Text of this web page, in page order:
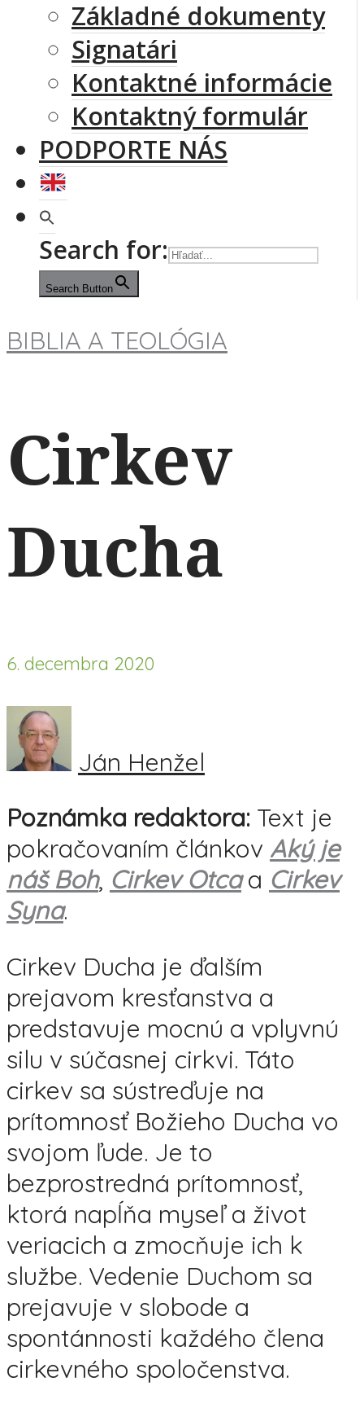
Základné dokumenty
Signatári
Kontaktné informácie
Kontaktný formulár
PODPORTE NÁS
Search for:
Search Button
BIBLIA A TEOLÓGIA
Cirkev
Ducha
6. decembra 2020
Ján Henžel
Poznámka redaktora: Text je
pokračovaním článkov Aký je
náš Boh, Cirkev Otcaa Cirkev
Syna.
Cirkev Ducha je ďalším
prejavom kresťanstva a
predstavuje mocnú a vplyvnú
silu v súčasnej cirkvi. Táto
cirkev sa sústreďuje na
prítomnosť Božieho Ducha vo
svojom ľude. Je to
bezprostredná prítomnosť,
ktorá napĺňa myseľ a život
veriacich a zmocňuje ich k
službe. Vedenie Duchom sa
prejavuje v slobode a
spontánnosti každého člena
cirkevného spoločenstva.